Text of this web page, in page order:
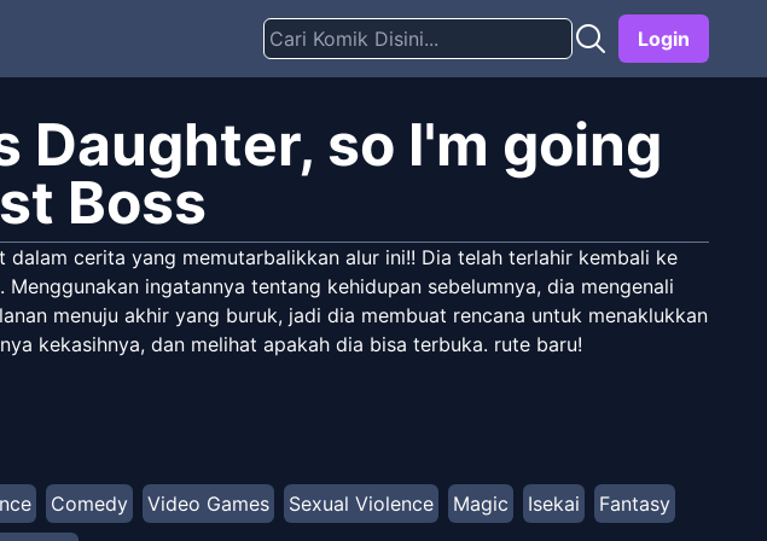
Login
Daughter, so I'm going
Boss
dalam cerita yang memutarbalikkan alur ini!! Dia telah terlahir kembali ke
ingatannya tentang kehidupan sebelumnya, dia mengenali
menuju akhir yang buruk, jadi dia membuat rencana untuk menaklukkan
kekasihnya, dan melihat apakah dia bisa terbuka. rute baru!
Comedy Video Games Sexual Violence Magic Isekai
Fantasy